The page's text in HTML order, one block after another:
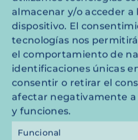
almacenar y/o acceder
dispositivo. El
tecnologías nos
el comportamiento de
identificaciones únicas
consentir o retirar el
afectar negativamente
y funciones.
Funcional
Actividades de
a cabo en régimen
corresponsabilidad
ISKAYPET,
FINALIDAD
Personas